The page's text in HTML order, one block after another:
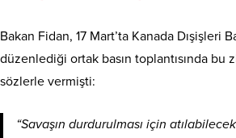
Bakan Fidan, 17 Mart’ta Kanada Dışişleri
düzenlediği ortak basın toplantısında bu
sözlerle vermişti:
“Savaşın durdurulması için